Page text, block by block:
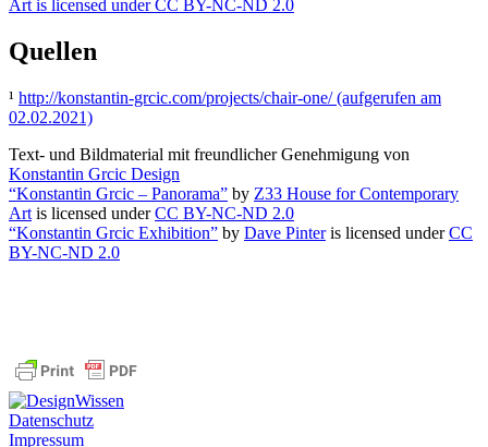
Art is licensed under CC BY-NC-ND 2.0
Quellen
¹ http://konstantin-grcic.com/projects/chair-one/ (aufgerufen am
02.02.2021)
Text- und Bildmaterial mit freundlicher Genehmigung von
Konstantin Grcic Design
“Konstantin Grcic – Panorama” by Z33 House for Contemporary
Art is licensed underCC BY-NC-ND 2.0
“Konstantin Grcic Exhibition” by Dave Pinteris licensed underCC
BY-NC-ND 2.0
Datenschutz
Impressum